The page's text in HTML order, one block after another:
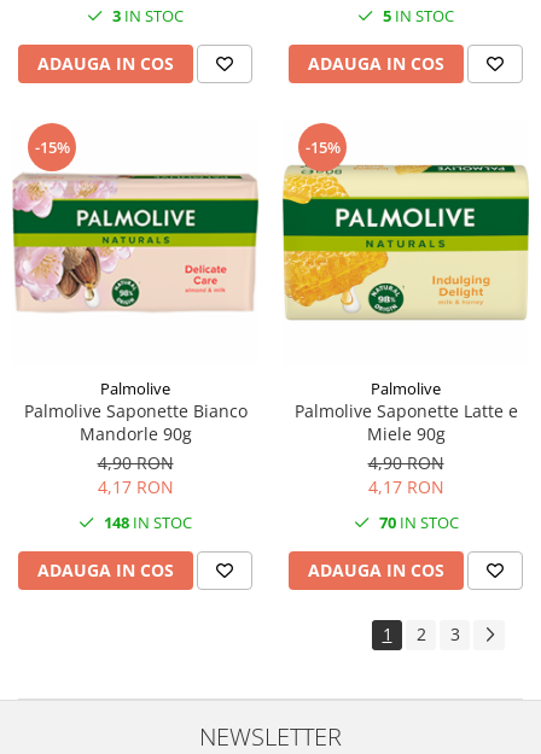
3 IN STOC
ADAUGA IN COS
5 IN STOC
ADAUGA IN COS
-15%
Palmolive
Palmolive Saponette Bianco
Mandorle 90g
4,90 RON
4,17 RON
148 IN STOC
ADAUGA IN COS
-15%
Palmolive
Palmolive Saponette Latte e
Miele 90g
4,90 RON
4,17 RON
70IN STOC
ADAUGA IN COS
1 2 3
NEWSLETTER